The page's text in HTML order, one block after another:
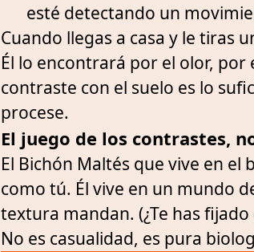
esté detectando un
Cuando llegas a casa y le tiras
Él lo encontrará por el olor, por
contraste con el suelo es lo
procese.
El juego de los contrastes,
El Bichón Maltés que vive en
como tú. Él vive en un mundo
textura mandan. (¿Te has
No es casualidad, es pura